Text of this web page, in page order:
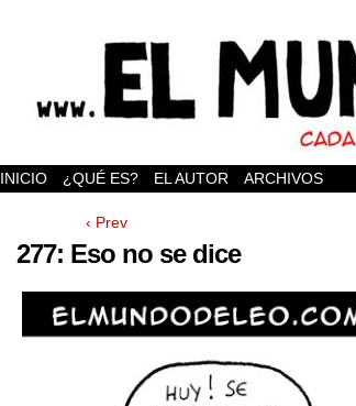
INICIO ¿QUÉ ES? EL AUTOR ARCHIVOS
‹ Prev
277: Eso no se dice